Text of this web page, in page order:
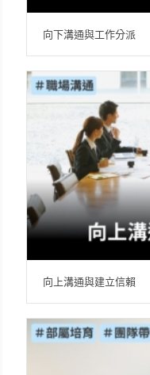
向下溝通與工作分派
向上溝通與建立信賴